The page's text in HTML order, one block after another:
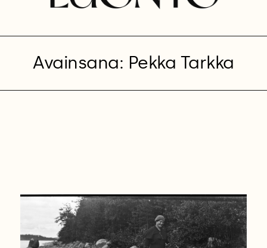
Avainsana: Pekka Tarkka